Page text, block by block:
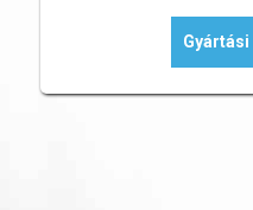
Gyártási